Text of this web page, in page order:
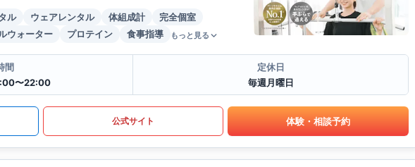
ル ウェアレンタル 体組成計
完全個室
ウォーター プロテイン 食事指導 もっと見る
間
〜22:00
定休日
毎週月曜日
公式サイト 体験・相談予約